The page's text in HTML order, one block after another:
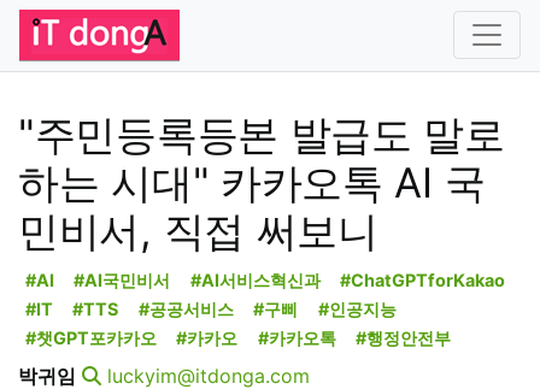
"주민등록등본 발급도 말로
하는 시대" 카카오톡 AI 국
민비서, 직접 써보니
#AI #AI국민비서 #AI서비스혁신과
#ChatGPTforKakao
#IT
#TTS #공공서비스 #구삐
#인공지능
#챗GPT포카카오
#카카오 #카카오톡 #행정안전부
박귀임 luckyim@itdonga.com